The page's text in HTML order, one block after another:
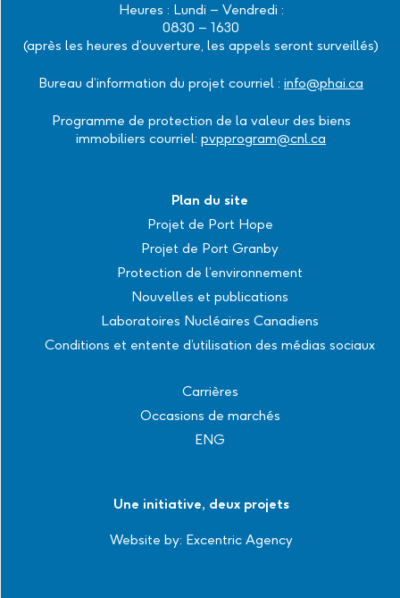
Heures : Lundi – Vendredi :
0830 – 1630
(après les heures d’ouverture, les appels seront surveillés)
Bureau d’information du projet courriel : info@phai.ca
Programme de protection de la valeur des biens
immobiliers courriel: pvpprogram@cnl.ca
Plan du site
Projet de Port Hope
Projet de Port Granby
Protection de l’environnement
Nouvelles et publications
Laboratoires Nucléaires Canadiens
Conditions et entente d’utilisation des médias sociaux
Carrières
Occasions de marchés
ENG
Une initiative, deux projets
Website by: Excentric Agency